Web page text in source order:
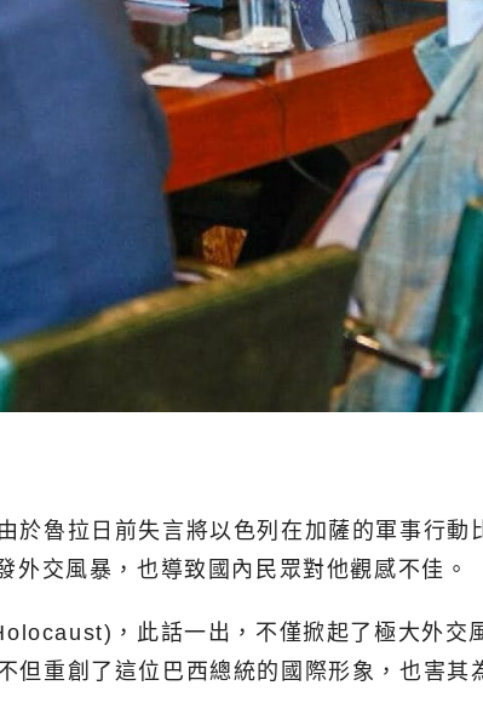
魯拉日前失言將以色列在加薩的軍事行動
交風暴，也導致國內民眾對他觀感不佳。
，此話一出，不僅掀起了極大外交
重創了這位巴西總統的國際形象，也害其